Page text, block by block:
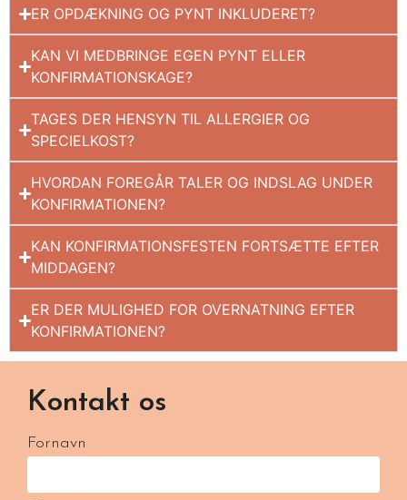
ER OPDÆKNING OG PYNT INKLUDERET?
KAN VI MEDBRINGE EGEN PYNT ELLER
KONFIRMATIONSKAGE?
TAGES DER HENSYN TIL ALLERGIER OG
SPECIELKOST?
HVORDAN FOREGÅR TALER OG INDSLAG UNDER
KONFIRMATIONEN?
KAN KONFIRMATIONSFESTEN FORTSÆTTE EFTER
MIDDAGEN?
ER DER MULIGHED FOR OVERNATNING EFTER
KONFIRMATIONEN?
Kontakt os
Fornavn